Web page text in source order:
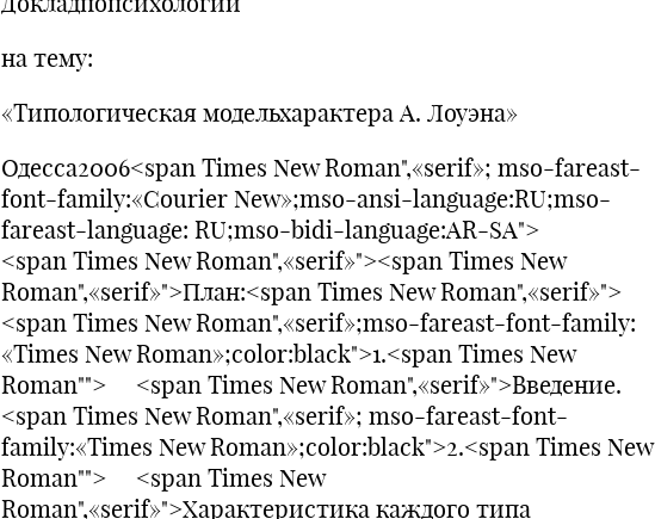
на тему:
«Типологическая модельхарактера А. Лоуэна»
Одесса2006<span Times New Roman",«serif»; mso-fareast-
font-family:«Courier New»;mso-ansi-language:RU;mso-
fareast-language: RU;mso-bidi-language:AR-SA">
<span Times New Roman",«serif»"><span Times New
Roman",«serif»">План:<span Times New Roman",«serif»">
<span Times New Roman",«serif»;mso-fareast-font-family:
«Times New Roman»;color:black">1.<span Times New
Roman""> <span Times New Roman",«serif»">Введение.
<span Times New Roman",«serif»; mso-fareast-font-
family:«Times New Roman»;color:black">2.<span Times New
Roman""> <span Times New
Roman",«serif»">Характеристика каждого типа